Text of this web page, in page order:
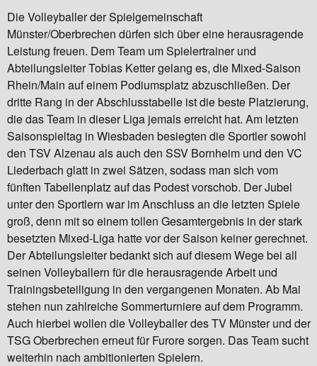
Die Volleyballer der Spielgemeinschaft
Münster/Oberbrechen dürfen sich über eine herausragende
Leistung freuen. Dem Team um Spielertrainer und
Abteilungsleiter Tobias Ketter gelang es, die Mixed-Saison
Rhein/Main auf einem Podiumsplatz abzuschließen. Der
dritte Rang in der Abschlusstabelle ist die beste Platzierung,
die das Team in dieser Liga jemals erreicht hat. Am letzten
Saisonspieltag in Wiesbaden besiegten die Sportler sowohl
den TSV Alzenau als auch den SSV Bornheim und den VC
Liederbach glatt in zwei Sätzen, sodass man sich vom
fünften Tabellenplatz auf das Podest vorschob. Der Jubel
unter den Sportlern war im Anschluss an die letzten Spiele
groß, denn mit so einem tollen Gesamtergebnis in der stark
besetzten Mixed-Liga hatte vor der Saison keiner gerechnet.
Der Abteilungsleiter bedankt sich auf diesem Wege bei all
seinen Volleyballern für die herausragende Arbeit und
Trainingsbeteiligung in den vergangenen Monaten. Ab Mai
stehen nun zahlreiche Sommerturniere auf dem Programm.
Auch hierbei wollen die Volleyballer des TV Münster und der
TSG Oberbrechen erneut für Furore sorgen. Das Team sucht
weiterhin nach ambitionierten Spielern.